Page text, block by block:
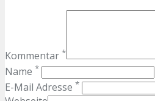
Kommentar *
Name *
E-Mail Adresse *